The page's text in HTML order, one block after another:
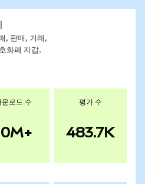
, 판매, 거래,
화폐 지갑.
운로드 수 평가 수
483.7K